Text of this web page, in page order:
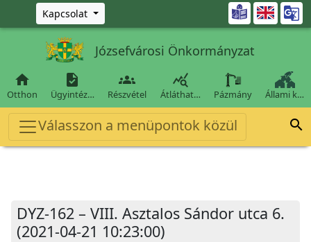
Ugrás a fő tartalomra
Kapcsolat 
Józsefvárosi Önkormányzat

Otthon

Ügyintéz…

Részvétel

Átláthat… Pázmány Állami k…
Válasszon a menüpontok közül 
DYZ-162 – VIII. Asztalos Sándor utca 6.
(2021-04-21 10:23:00)